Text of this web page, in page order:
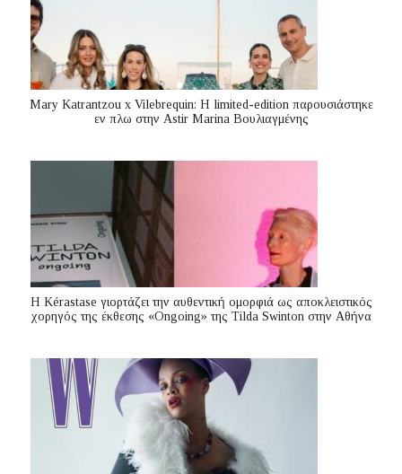
Mary Katrantzou x Vilebrequin: Η limited-edition παρουσιάστηκε
εν πλω στην Astir Marina Βουλιαγμένης
Η Kérastase γιορτάζει την αυθεντική ομορφιά ως αποκλειστικός
χορηγός της έκθεσης «Ongoing» της Tilda Swinton στην Αθήνα